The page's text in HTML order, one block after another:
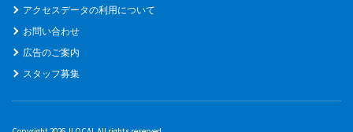
アクセスデータの利用について
お問い合わせ
広告のご案内
スタッフ募集